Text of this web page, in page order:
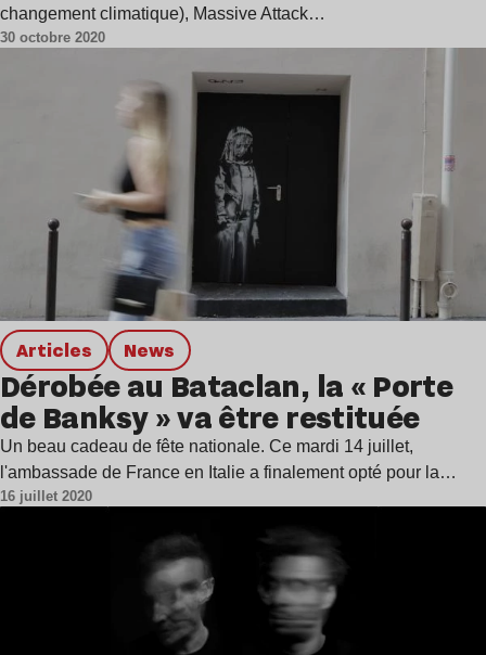
changement climatique), Massive Attack…
30 octobre 2020
Articles news
Dérobée au Bataclan, la « Porte
de Banksy » va être restituée
Un beau cadeau de fête nationale. Ce mardi 14 juillet,
l'ambassade de France en Italie a finalement opté pour la…
16 juillet 2020